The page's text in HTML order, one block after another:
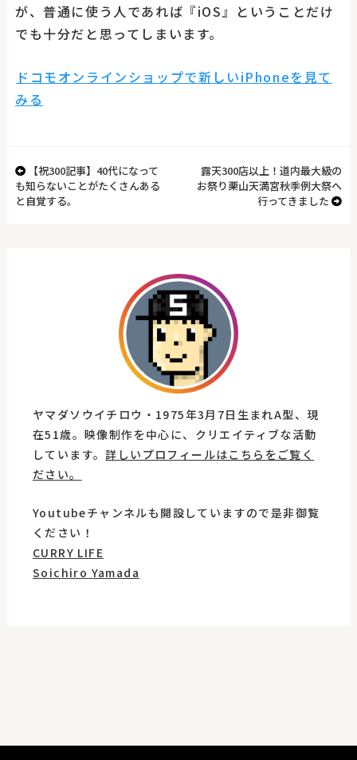
が、普通に使う人であれば『iOS』ということだけ
でも十分だと思ってしまいます。
ドコモオンラインショップで新しいiPhoneを見て
みる
【祝300記事】40代になって
も知らないことがたくさんある
と自覚する。
露天300店以上！道内最大級の
お祭り栗山天満宮秋季例大祭へ
行ってきました
ヤマダソウイチロウ・1975年3月7日生まれA型、現
在51歳。映像制作を中心に、クリエイティブな活動
しています。詳しいプロフィールはこちらをご覧く
ださい。
Youtubeチャンネルも開設していますので是非御覧
ください！
CURRY LIFE
Soichiro Yamada